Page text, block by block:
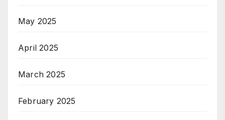
May 2025
April 2025
March 2025
February 2025